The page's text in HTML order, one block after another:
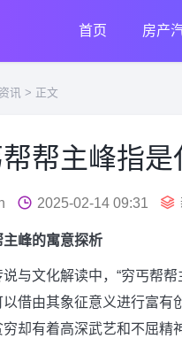
首页 房产
讯 > 正文
帮主峰指
2025-02-14 09:31
主峰的寓意探析
与文化解读中，“穷丐帮
以借由其象征意义进行富
却有着高深武艺和不屈精